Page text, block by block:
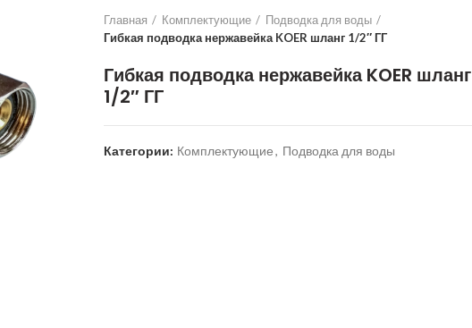
Главная Комплектующие
Подводка для воды
Гибкая подводка нержавейка KOER шланг 1/2″ ГГ
Гибкая подводка нержавейка KOER шланг
1/2″ ГГ
Категории: Комплектующие, Подводка для воды